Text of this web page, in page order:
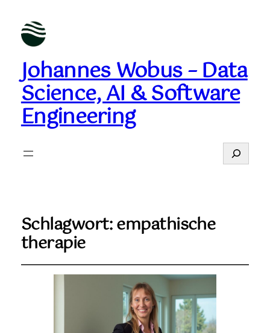
Johannes Wobus – Data
Science, AI & Software
Engineering
Suchen
Schlagwort:empathische
therapie